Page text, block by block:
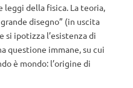
leggi della fisica. La teoria,
disegno” (in uscita
si ipotizza l’esistenza di
questione immane, su cui
è mondo: l’origine di